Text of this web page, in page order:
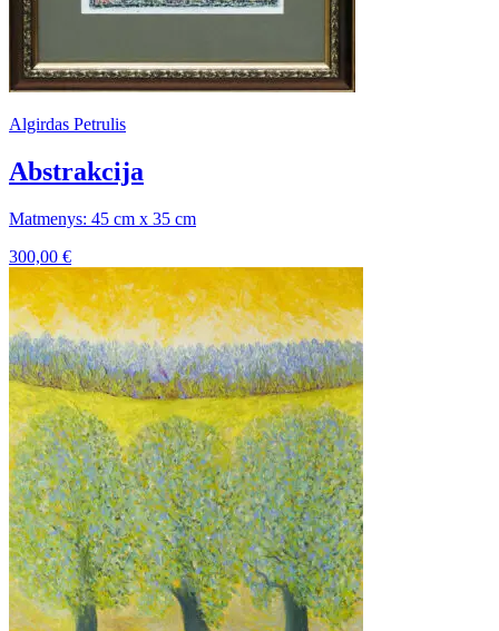
Algirdas Petrulis
Abstrakcija
Matmenys: 45 cm x 35 cm
300,00 €